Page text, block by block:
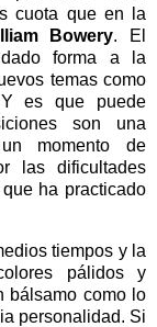
cuota que en la
Bowery. El
forma a la
temas como
es que puede
son una
momento de
las dificultades
ha practicado
tiempos y la
pálidos y
bálsamo como lo
personalidad. Si